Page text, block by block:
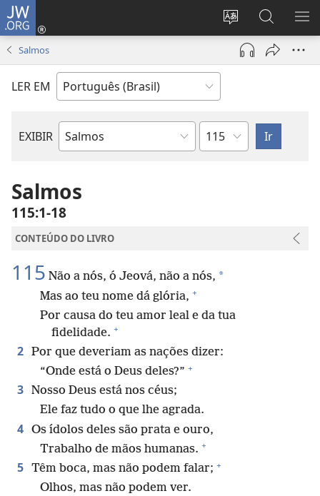
JW.ORG
Mudar
idioma
Log
(abre
janela)
Buscar
no
JW.ORG
Salmos
LER EM
EXIBIR
Livro
Capítulo
Salmos
115:1-18
CONTEÚDO DO LIVRO
115 Não a nós, ó Jeová, não a nós, *
Mas ao teu nome dá glória, +
Por causa do teu amor leal e da tua
fidelidade. +
2 Por que deveriam as nações dizer:
“Onde está o Deus deles?” +
3 Nosso Deus está nos céus;
Ele faz tudo o que lhe agrada.
4 Os ídolos deles são prata e ouro,
Trabalho de mãos humanas. +
5 Têm boca, mas não podem falar; +
Olhos, mas não podem ver.